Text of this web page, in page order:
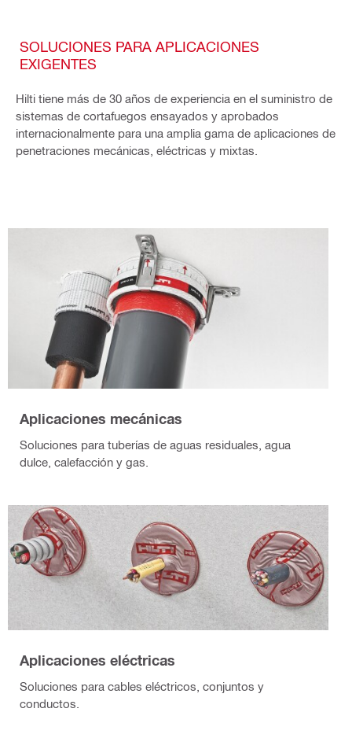
SOLUCIONES PARA APLICACIONES
EXIGENTES
Hilti tiene más de 30 años de experiencia en el suministro de
sistemas de cortafuegos ensayados y aprobados
internacionalmente para una amplia gama de aplicaciones de
penetraciones mecánicas, eléctricas y mixtas.
Aplicaciones mecánicas
Soluciones para tuberías de aguas residuales, agua
dulce, calefacción y gas.
Aplicaciones eléctricas
Soluciones para cables eléctricos, conjuntos y
conductos.